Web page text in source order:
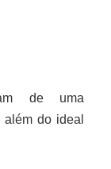
de uma
além do ideal